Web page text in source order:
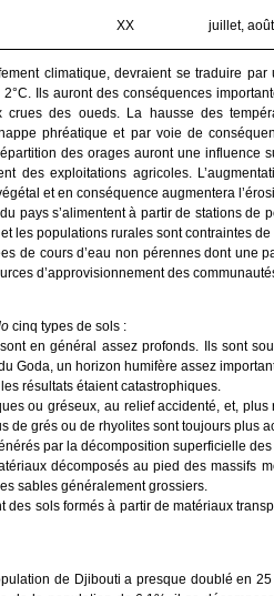
XX juillet,
climatique, devraient se traduire
Ils auront des conséquences
des oueds. La hausse des
phréatique et par voie de
des orages auront une
des exploitations agricoles.
et en conséquence augmentera
pays s’alimentent à partir de stations
les populations rurales sont contraintes
de cours d’eau non pérennes dont une
d’approvisionnement des
cinq types de sols :
en général assez profonds. Ils sont
Goda, un horizon humifère assez
résultats étaient catastrophiques.
ou gréseux, au relief accidenté, et,
de grés ou de rhyolites sont toujours plus
par la décomposition superficielle
décomposés au pied des massifs
sables généralement grossiers.
sols formés à partir de matériaux
de Djibouti a presque doublé en